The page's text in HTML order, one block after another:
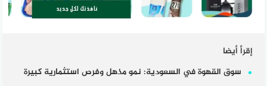
إقرأ أيضا
سوق القهوة في السعودية: نمو مذهل وفرص استثمارية كبيرة